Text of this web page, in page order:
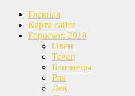
Главная
Карта сайта
Гороскоп 2018
Овен
Телец
Близнецы
Рак
Лев